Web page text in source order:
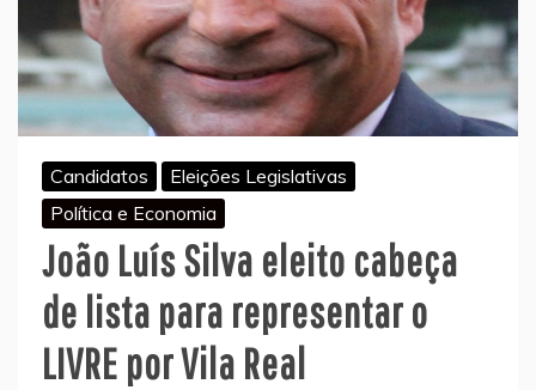
Candidatos
Eleições Legislativas
Política e Economia
João Luís Silva eleito cabeça
de lista para representar o
LIVRE por Vila Real